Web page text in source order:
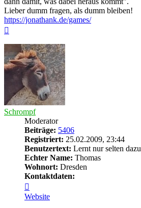
Lieber dumm fragen, als dumm bleiben!
https://jonathank.de/games/
Schrompf
Moderator
Beiträge: 5406
Registriert: 25.02.2009, 23:44
Benutzertext: Lernt nur selten dazu
Echter Name: Thomas
Wohnort: Dresden
Kontaktdaten:
von
Schrompf
Website